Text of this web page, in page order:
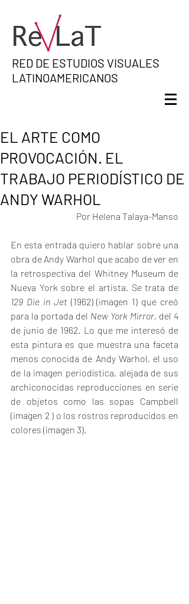
RED DE ESTUDIOS VISUALES
LATINOAMERICANOS
EL ARTE COMO
PROVOCACIÓN. EL
TRABAJO PERIODÍSTICO DE
ANDY WARHOL
Por Helena Talaya-Manso
En esta entrada quiero hablar sobre una
obra de Andy Warhol que acabo de ver en
la retrospectiva del Whitney Museum de
129 Die in Jet (1962) (imagen 1) que creó
para la portada del New York Mirror, del 4
de junio de 1962. Lo que me interesó de
esta pintura es que muestra una faceta
menos conocida de Andy Warhol, el uso
de la imagen periodística, alejada de sus
archiconocidas reproducciones en serie
de objetos como las sopas Campbell
(imagen 2 ) o los rostros reproducidos en
colores (imagen 3).